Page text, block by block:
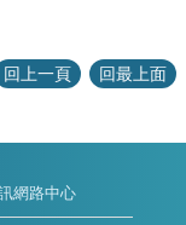
回上一頁 回最上面
網路中心